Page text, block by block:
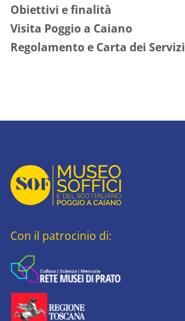
Obiettivi e finalità
Visita Poggio a Caiano
Regolamento e Carta dei Servizi
Con il patrocinio di: